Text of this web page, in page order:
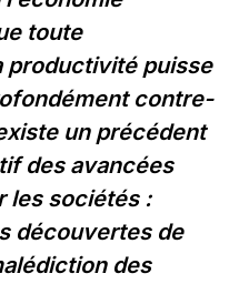
toute
productivité puisse
contre-
un précédent
des avancées
les sociétés :
découvertes de
des